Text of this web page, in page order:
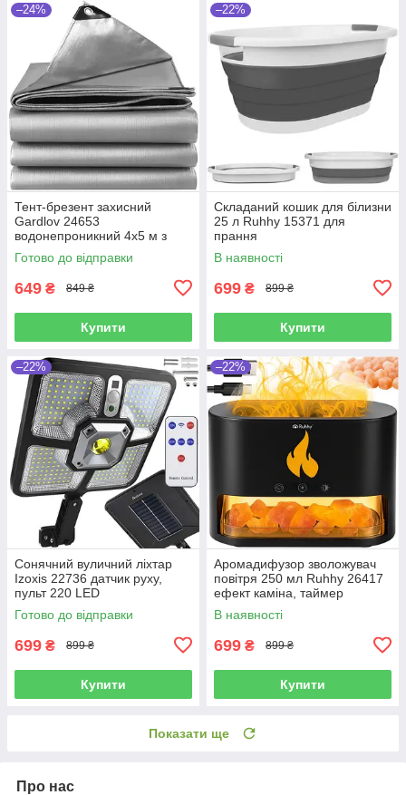
–24%
Тент-брезент захисний
Gardlov 24653
водонепроникний 4х5 м з
люверсами
Готово до відправки
649 ₴ 849 ₴
Купити
–22%
Складаний кошик для білизни
25 л Ruhhy 15371 для
прання
В наявності
699 ₴ 899 ₴
Купити
–22%
Сонячний вуличний ліхтар
Izoxis 22736 датчик руху,
пульт 220 LED
Готово до відправки
699 ₴ 899 ₴
Купити
–22%
Аромадифузор зволожувач
повітря 250 мл Ruhhy 26417
ефект каміна, таймер
В наявності
699 ₴ 899 ₴
Купити
Показати ще
Про нас